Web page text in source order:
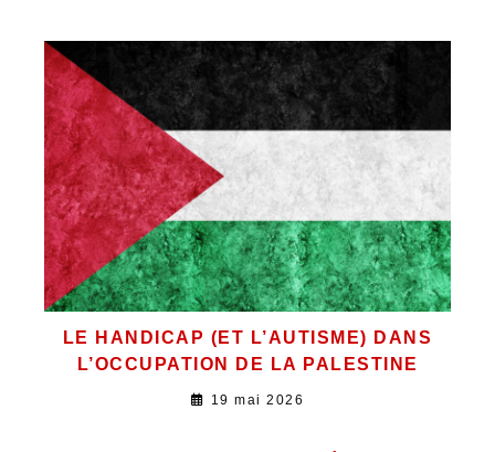
LE HANDICAP (ET L’AUTISME) DANS
L’OCCUPATION DE LA PALESTINE
19 mai 2026